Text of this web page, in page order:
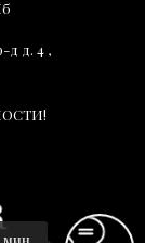
д д. 4 ,